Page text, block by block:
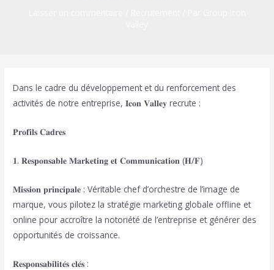
Dans le cadre du développement et du renforcement des
activités de notre entreprise, 𝐈𝐜𝐨𝐧 𝐕𝐚𝐥𝐥𝐞𝐲 recrute :
𝐏𝐫𝐨𝐟𝐢𝐥𝐬 𝐂𝐚𝐝𝐫𝐞𝐬
𝟏. 𝐑𝐞𝐬𝐩𝐨𝐧𝐬𝐚𝐛𝐥𝐞 𝐌𝐚𝐫𝐤𝐞𝐭𝐢𝐧𝐠 𝐞𝐭 𝐂𝐨𝐦𝐦𝐮𝐧𝐢𝐜𝐚𝐭𝐢𝐨𝐧 (𝐇/𝐅)
𝐌𝐢𝐬𝐬𝐢𝐨𝐧 𝐩𝐫𝐢𝐧𝐜𝐢𝐩𝐚𝐥𝐞 : Véritable chef d’orchestre de l’image de
marque, vous pilotez la stratégie marketing globale offline et
online pour accroître la notoriété de l’entreprise et générer des
opportunités de croissance.
𝐑𝐞𝐬𝐩𝐨𝐧𝐬𝐚𝐛𝐢𝐥𝐢𝐭𝐞́𝐬 𝐜𝐥𝐞́𝐬 :